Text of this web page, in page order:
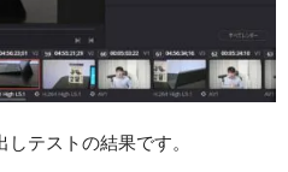
しテストの結果です。